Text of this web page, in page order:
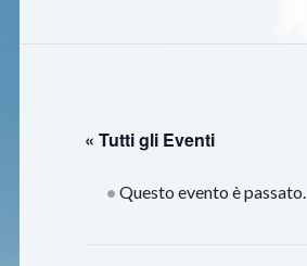
« Tutti gli Eventi
Questo evento è passato.